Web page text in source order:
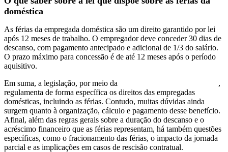
doméstica
As férias da empregada doméstica são um direito garantido por lei
após 12 meses de trabalho. O empregador deve conceder 30 dias de
descanso, com pagamento antecipado e adicional de 1/3 do salário.
O prazo máximo para concessão é de até 12 meses após o período
aquisitivo.
Em suma, a legislação, por meio da
,
regulamenta de forma específica os direitos das empregadas
domésticas, incluindo as férias. Contudo, muitas dúvidas ainda
surgem quanto à organização, cálculo e pagamento desse benefício.
Afinal, além das regras gerais sobre a duração do descanso e o
acréscimo financeiro que as férias representam, há também questões
específicas, como o fracionamento das férias, o impacto da jornada
parcial e as implicações em casos de rescisão contratual.